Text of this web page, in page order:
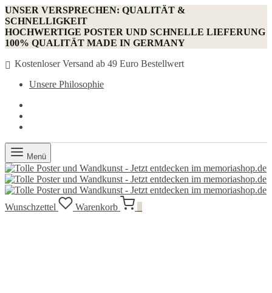
UNSER VERSPRECHEN: QUALITÄT &
SCHNELLIGKEIT
HOCHWERTIGE POSTER UND SCHNELLE LIEFERUNG
100% QUALITÄT MADE IN GERMANY
Kostenloser Versand ab 49 Euro Bestellwert
Unsere Philosophie
Menü
Wunschzettel Warenkorb